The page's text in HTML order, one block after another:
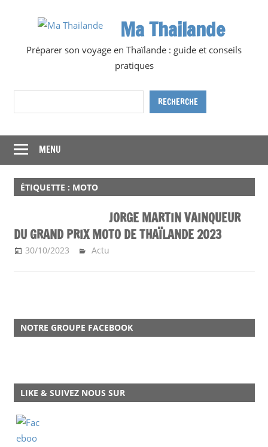
Ma Thailande
Préparer son voyage en Thaïlande : guide et conseils
pratiques
Rechercher
RECHERCHE
MENU
ÉTIQUETTE : MOTO
JORGE MARTIN VAINQUEUR
DU GRAND PRIX MOTO DE THAÏLANDE 2023
30/10/2023 Ma Thailande
Actu
NOTRE GROUPE FACEBOOK
LIKE & SUIVEZ NOUS SUR